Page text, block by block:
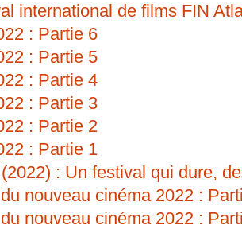
international de films FIN
: Partie 6
: Partie 5
: Partie 4
: Partie 3
: Partie 2
: Partie 1
: Un festival qui dure,
nouveau cinéma 2022 :
nouveau cinéma 2022 :